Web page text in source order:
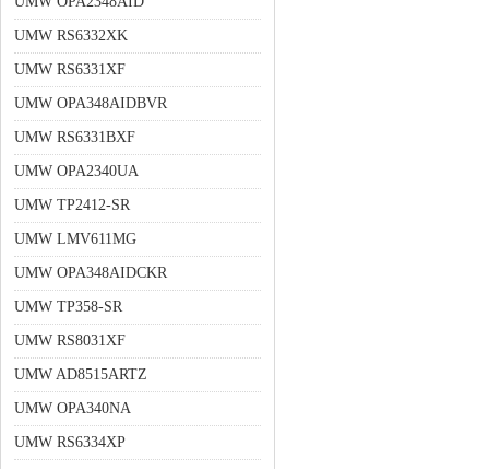
UMW RS6332XK
UMW RS6331XF
UMW OPA348AIDBVR
UMW RS6331BXF
UMW OPA2340UA
UMW TP2412-SR
UMW LMV611MG
UMW OPA348AIDCKR
UMW TP358-SR
UMW RS8031XF
UMW AD8515ARTZ
UMW OPA340NA
UMW RS6334XP